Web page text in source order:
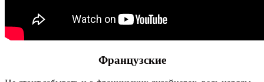
Французские